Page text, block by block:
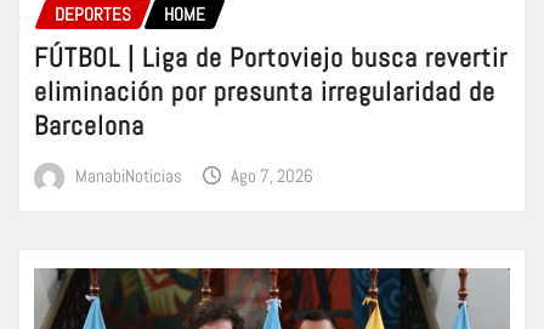
DEPORTES HOME
FÚTBOL | Liga de Portoviejo busca revertir
eliminación por presunta irregularidad de
Barcelona
ManabiNoticias Ago 7, 2026